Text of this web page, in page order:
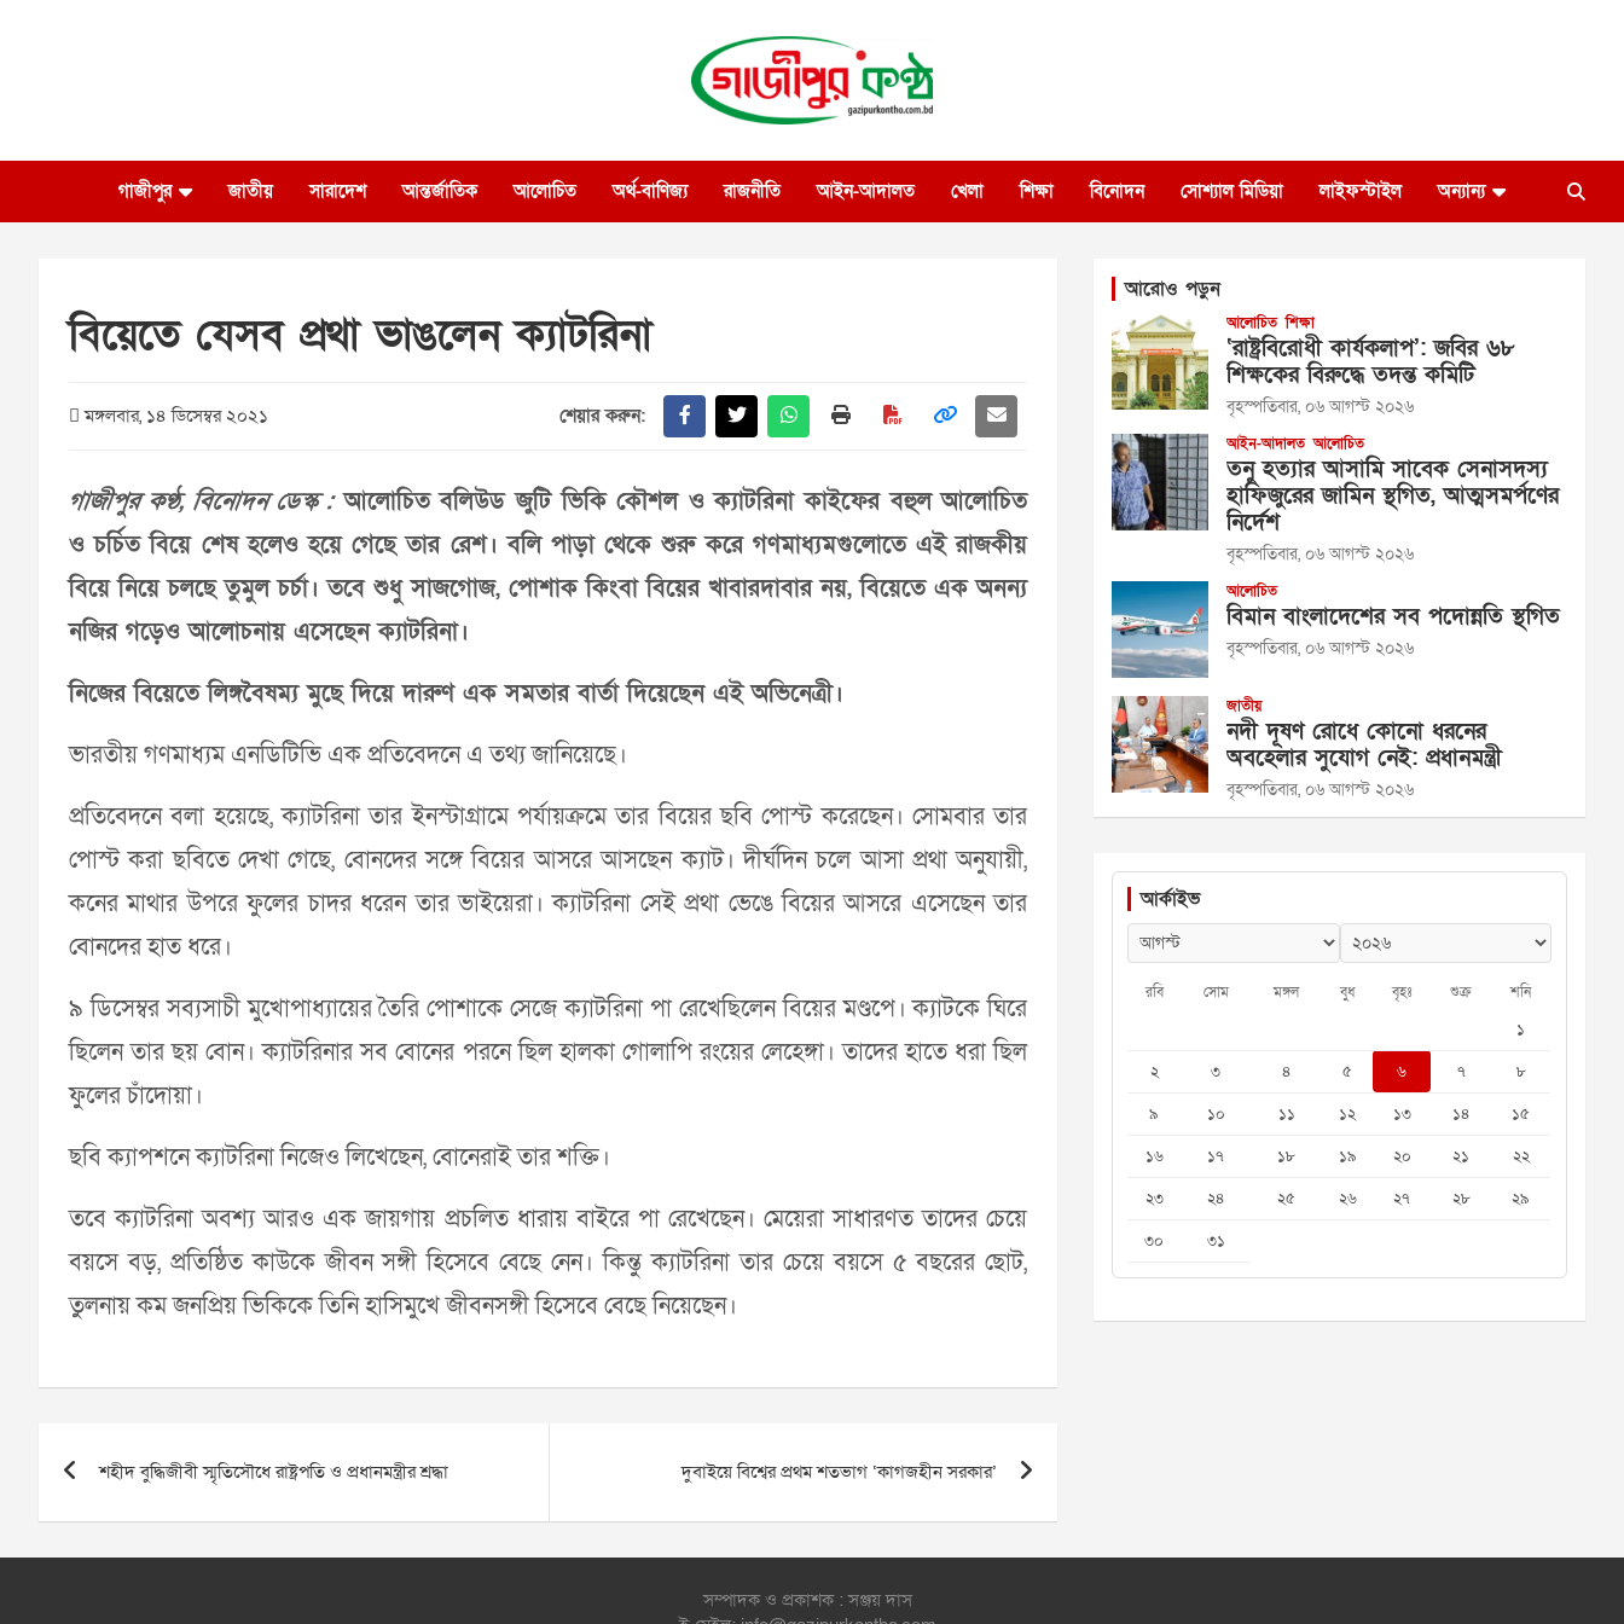
গাজীপুর কণ্ঠ
গাজীপুর জাতীয় সারাদেশ আন্তর্জাতিক আলোচিত অর্থ-বাণিজ্য রাজনীতি আইন-আদালত খেলা শিক্ষা বিনোদন সোশ্যাল মিডিয়া লাইফস্টাইল অন্যান্য
বিয়েতে যেসব প্রথা ভাঙলেন ক্যাটরিনা
মঙ্গলবার, ১৪ ডিসেম্বর ২০২১ শেয়ার করুন:
গাজীপুর কণ্ঠ, বিনোদন ডেস্ক :আলোচিত বলিউড জুটি ভিকি কৌশল ও ক্যাটরিনা কাইফের বহুল আলোচিত
ও চর্চিত বিয়ে শেষ হলেও হয়ে গেছে তার রেশ। বলি পাড়া থেকে শুরু করে গণমাধ্যমগুলোতে এই রাজকীয়
বিয়ে নিয়ে চলছে তুমুল চর্চা। তবে শুধু সাজগোজ, পোশাক কিংবা বিয়ের খাবারদাবার নয়, বিয়েতে এক অনন্য
নজির গড়েও আলোচনায় এসেছেন ক্যাটরিনা।
নিজের বিয়েতে লিঙ্গবৈষম্য মুছে দিয়ে দারুণ এক সমতার বার্তা দিয়েছেন এই অভিনেত্রী।
ভারতীয় গণমাধ্যম এনডিটিভি এক প্রতিবেদনে এ তথ্য জানিয়েছে।
প্রতিবেদনে বলা হয়েছে, ক্যাটরিনা তার ইনস্টাগ্রামে পর্যায়ক্রমে তার বিয়ের ছবি পোস্ট করেছেন। সোমবার তার
পোস্ট করা ছবিতে দেখা গেছে, বোনদের সঙ্গে বিয়ের আসরে আসছেন ক্যাট। দীর্ঘদিন চলে আসা প্রথা অনুযায়ী,
কনের মাথার উপরে ফুলের চাদর ধরেন তার ভাইয়েরা। ক্যাটরিনা সেই প্রথা ভেঙে বিয়ের আসরে এসেছেন তার
বোনদের হাত ধরে।
৯ ডিসেম্বর সব্যসাচী মুখোপাধ্যায়ের তৈরি পোশাকে সেজে ক্যাটরিনা পা রেখেছিলেন বিয়ের মণ্ডপে। ক্যাটকে ঘিরে
ছিলেন তার ছয় বোন। ক্যাটরিনার সব বোনের পরনে ছিল হালকা গোলাপি রংয়ের লেহেঙ্গা। তাদের হাতে ধরা ছিল
ফুলের চাঁদোয়া।
ছবি ক্যাপশনে ক্যাটরিনা নিজেও লিখেছেন, বোনেরাই তার শক্তি।
তবে ক্যাটরিনা অবশ্য আরও এক জায়গায় প্রচলিত ধারায় বাইরে পা রেখেছেন। মেয়েরা সাধারণত তাদের চেয়ে
বয়সে বড়, প্রতিষ্ঠিত কাউকে জীবন সঙ্গী হিসেবে বেছে নেন। কিন্তু ক্যাটরিনা তার চেয়ে বয়সে ৫ বছরের ছোট,
তুলনায় কম জনপ্রিয় ভিকিকে তিনি হাসিমুখে জীবনসঙ্গী হিসেবে বেছে নিয়েছেন।
navigation
শহীদ বুদ্ধিজীবী স্মৃতিসৌধে রাষ্ট্রপতি ও প্রধানমন্ত্রীর শ্রদ্ধা দুবাইয়ে বিশ্বের প্রথম শতভাগ ‌‘কাগজহীন সরকার’
আরোও পড়ুন
আলোচিত শিক্ষা
‘রাষ্ট্রবিরোধী কার্যকলাপ’: জবির ৬৮
শিক্ষকের বিরুদ্ধে তদন্ত কমিটি
বৃহস্পতিবার, ০৬ আগস্ট ২০২৬
আইন-আদালত আলোচিত
তনু হত্যার আসামি সাবেক সেনাসদস্য
হাফিজুরের জামিন স্থগিত, আত্মসমর্পণের
নির্দেশ
বৃহস্পতিবার, ০৬ আগস্ট ২০২৬
আলোচিত
বিমান বাংলাদেশের সব পদোন্নতি স্থগিত
বৃহস্পতিবার, ০৬ আগস্ট ২০২৬
জাতীয়
নদী দূষণ রোধে কোনো ধরনের
অবহেলার সুযোগ নেই: প্রধানমন্ত্রী
বৃহস্পতিবার, ০৬ আগস্ট ২০২৬
আর্কাইভ
রবি সোম মঙ্গল বুধ বৃহঃ শুক্র শনি
১
২
৩ ৪ ৫ ৬ ৭
৮
৯
১০ ১১ ১২ ১৩ ১৪
১৫
১৬
১৭ ১৮ ১৯ ২০ ২১
২২
২৩
২৪ ২৫ ২৬ ২৭ ২৮
২৯
৩০
৩১
সম্পাদক ও প্রকাশক : সঞ্জয় দাস